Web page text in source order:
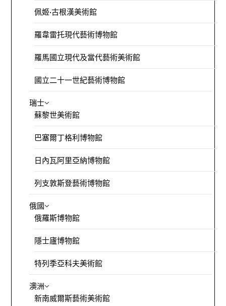
佩姬·古根漢美術館
羅韋雷托現代藝術博物館
羅馬國立現代及當代藝術美術館
國立二十一世紀藝術博物館
瑞士
蘇黎世美術館
巴塞爾丁格利博物館
日內瓦阿里亞納博物館
列支敦斯登藝術博物館
俄國
俄羅斯博物館
隱士廬博物館
特列季亞科夫美術館
澳洲
新南威爾斯藝術美術館